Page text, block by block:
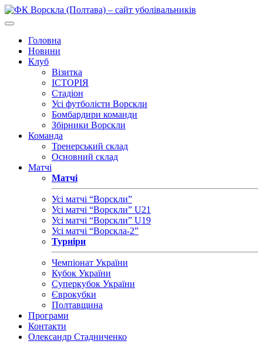
Головна
Новини
Клуб
Візитка
ІСТОРІЯ
Стадіон
Усі футболісти Ворскли
Бомбардири команди
Збірники Ворскли
Команда
Тренерський склад
Основний склад
Матчі
Матчі
Усі матчі “Ворскли”
Усі матчі “Ворскли” U21
Усі матчі “Ворскли” U19
Усі матчі “Ворскла-2”
Турніри
Чемпіонат України
Кубок України
Суперкубок України
Єврокубки
Полтавщина
Програми
Контакти
Олександр Стадниченко